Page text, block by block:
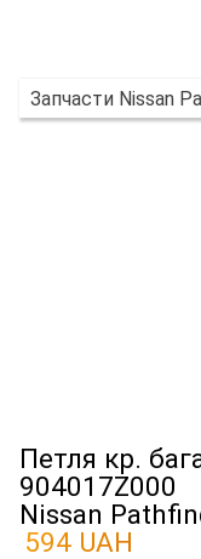
Запчасти Nissan
Петля кр.
904017Z000
Nissan
594 UAH